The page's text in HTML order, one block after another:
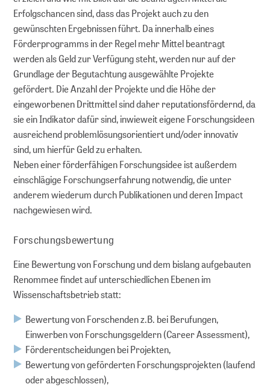
Erfolgschancen sind, dass das Projekt auch zu den
gewünschten Ergebnissen führt. Da innerhalb eines
Förderprogramms in der Regel mehr Mittel beantragt
werden als Geld zur Verfügung steht, werden nur auf der
Grundlage der Begutachtung ausgewählte Projekte
gefördert. Die Anzahl der Projekte und die Höhe der
eingeworbenen Drittmittel sind daher reputationsfördernd, da
sie ein Indikator dafür sind, inwieweit eigene Forschungsideen
ausreichend problemlösungsorientiert und/oder innovativ
sind, um hierfür Geld zu erhalten.
Neben einer förderfähigen Forschungsidee ist außerdem
einschlägige Forschungserfahrung notwendig, die unter
anderem wiederum durch Publikationen und deren Impact
nachgewiesen wird.
Forschungsbewertung
Eine Bewertung von Forschung und dem bislang aufgebauten
Renommee findet auf unterschiedlichen Ebenen im
Wissenschaftsbetrieb statt:
Bewertung von Forschenden z.B. bei Berufungen,
Einwerben von Forschungsgeldern (Career Assessment),
Förderentscheidungen bei Projekten,
Bewertung von geförderten Forschungsprojekten (laufend
oder abgeschlossen),